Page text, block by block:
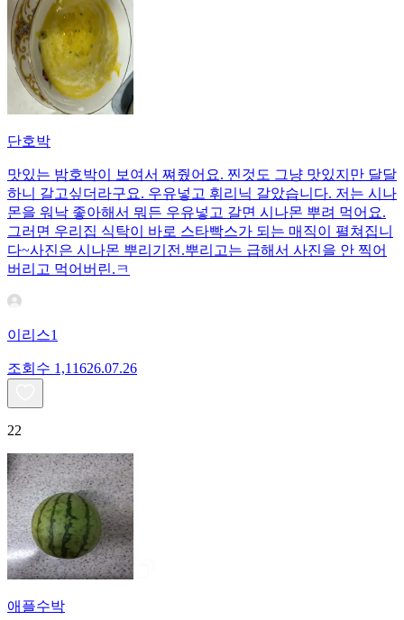
단호박
맛있는 밤호박이 보여서 쪄줬어요. 찐것도 그냥 맛있지만 달달
하니 갈고싶더라구요. 우유넣고 휘리닉 갈았습니다. 저는 시나
몬을 워낙 좋아해서 뭐든 우유넣고 갈면 시나몬 뿌려 먹어요.
그러면 우리집 식탁이 바로 스타빡스가 되는 매직이 펼쳐집니
다~사진은 시나몬 뿌리기전.뿌리고는 급해서 사진을 안 찍어
버리고 먹어버린.ㅋ
이리스1
조회수 1,11626.07.26
22
애플수박